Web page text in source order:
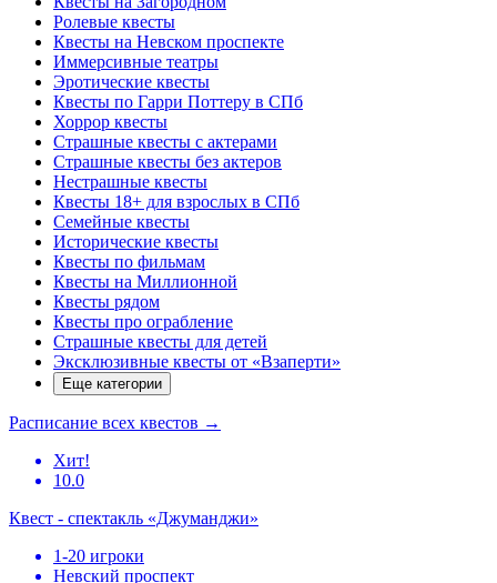
Ролевые квесты
Квесты на Невском проспекте
Иммерсивные театры
Эротические квесты
Квесты по Гарри Поттеру в СПб
Хоррор квесты
Страшные квесты с актерами
Страшные квесты без актеров
Нестрашные квесты
Квесты 18+ для взрослых в СПб
Семейные квесты
Исторические квесты
Квесты по фильмам
Квесты на Миллионной
Квесты рядом
Квесты про ограбление
Страшные квесты для детей
Эксклюзивные квесты от «Взаперти»
Еще категории
Расписание всех квестов →
Хит!
10.0
Квест - спектакль «Джуманджи»
1-20 игроки
Невский проспект